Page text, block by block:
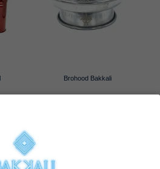
Brohood Bakkali